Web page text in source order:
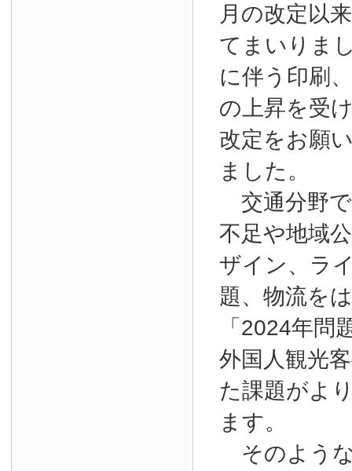
月の改定以
てまいりま
に伴う印刷
の上昇を受
改定をお願
ました。
交通分野
不足や地域
ザイン、ラ
題、物流を
「2024年問
外国人観光
た課題がよ
ます。
そのよう